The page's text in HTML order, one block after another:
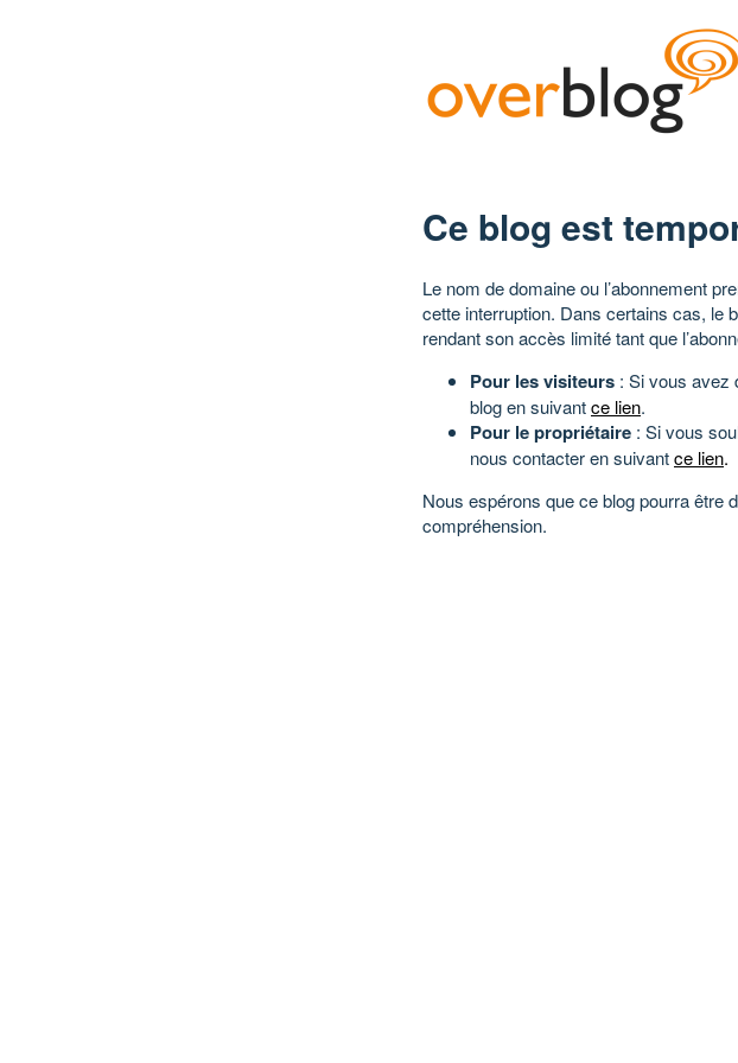
Ce blog est
Le nom de domaine ou l’abonnement
cette interruption. Dans certains cas, le
rendant son accès limité tant que
Pour les visiteurs : Si vous avez
blog en suivantce lien.
Pour le propriétaire : Si vous
nous contacter en suivantce lien.
Nous espérons que ce blog pourra être
compréhension.